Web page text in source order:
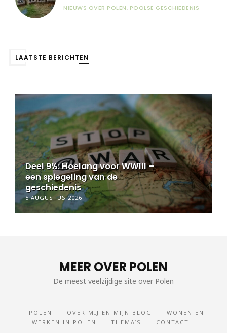
NIEUWS OVER POLEN, POOLSE GESCHIEDENIS
LAATSTE BERICHTEN
Deel 9½: Hoelang voor WWIII –
een spiegeling van de
geschiedenis
5 AUGUSTUS 2026
MEER OVER POLEN
De meest veelzijdige site over Polen
POLEN OVER MIJ EN MIJN BLOG
WONEN EN
WERKEN IN POLEN
THEMA’S CONTACT